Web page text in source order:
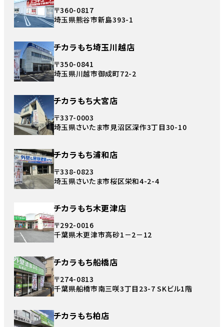
〒360-0817
埼玉県熊谷市新島393-1
チカラもち埼玉川越店
〒350-0841
埼玉県川越市御成町72-2
チカラもち大宮店
〒337-0003
埼玉県さいたま市見沼区深作3丁目30-10
チカラもち浦和店
〒338-0823
埼玉県さいたま市桜区栄和4-2-4
チカラもち木更津店
〒292-0016
千葉県木更津市高砂1－2－12
チカラもち船橋店
〒274-0813
千葉県船橋市南三咲3丁目23-7 SKビル1階
チカラもち柏店